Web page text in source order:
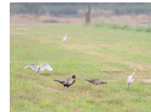
氣候的經驗，討論現行防災及支持系統
者的需求。高溫使輔具更耗電、暴雨讓
極端氣候下的障礙者日常「對於我們腦
說，很害怕冬天來臨。」段可薇分享，自
變化，身體就容易僵硬、不易活動，需要
恢復日常行動。也有障礙者分享，高溫
具更加耗電，行程也可能要重新安排，
生活節奏都會需要被重新調整。」一位
天是他最擔心的情況，不僅路面濕滑，